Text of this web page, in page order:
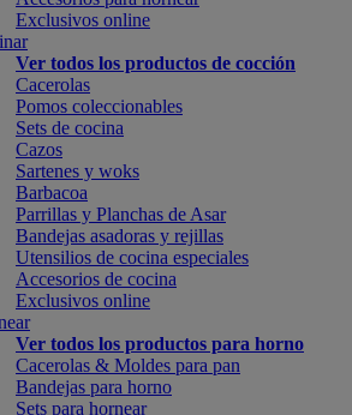
Exclusivos online
Ver todos los productos de cocción
Cacerolas
Pomos coleccionables
Sets de cocina
Cazos
Sartenes y woks
Barbacoa
Parrillas y Planchas de Asar
Bandejas asadoras y rejillas
Utensilios de cocina especiales
Accesorios de cocina
Exclusivos online
Ver todos los productos para horno
Cacerolas & Moldes para pan
Bandejas para horno
Sets para hornear